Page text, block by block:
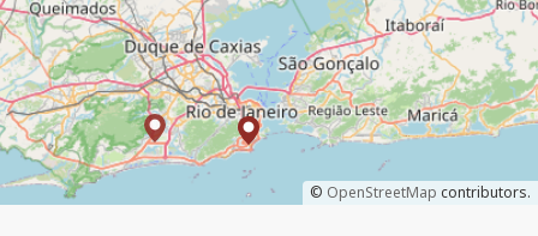
© OpenStreetMap contributors.